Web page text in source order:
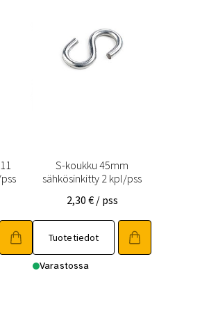
S-koukku 45mm
sähkösinkitty 2 kpl/pss
2,30 € / pss
Tuotetiedot
Varastossa